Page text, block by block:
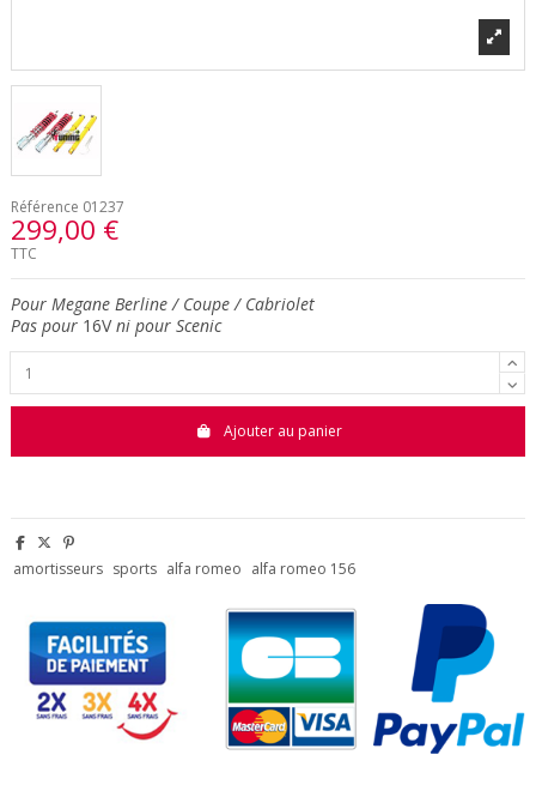
Référence 01237
299,00 €
TTC
Pour Megane Berline / Coupe / Cabriolet
Pas pour 16Vni pour Scenic
Ajouter au panier
amortisseurs sports alfa romeo alfa romeo 156